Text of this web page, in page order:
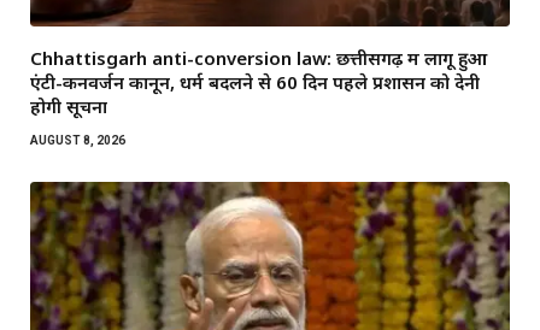
Chhattisgarh anti-conversion law: छत्तीसगढ़ में लागू हुआ
एंटी-कनवर्जन कानून, धर्म बदलने से 60 दिन पहले प्रशासन को देनी
होगी सूचना
AUGUST 8, 2026